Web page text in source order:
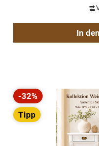
In
Rabatt
-32%
Tipp